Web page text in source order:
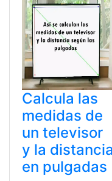
Calcula las
medidas de
un televisor
y la distancia
en pulgadas